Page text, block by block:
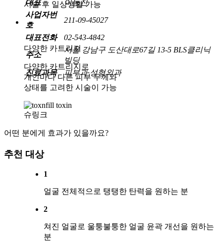
시술 후 일상생활 가능
다양한 카트리지
다양한 카트리지로
개인마다 다른 피부 두께와
상태를 고려한 시술이 가능
슈링크
어떤 분에게 효과가 있을까요?
추천 대상
1
얼굴 전체적으로 탱탱한 탄력을 원하는 분
2
쳐진 얼굴로 울퉁불퉁한 얼굴 윤곽 개선을 원하는
분
대표
이동진
사업자번
호
211-09-45027
대표전화 02-543-4842
주소
서울 강남구 도산대로67길 13-5 BLS클리닉
빌딩
진료과목
피부과·성형외과